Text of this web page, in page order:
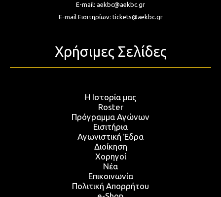
E-mail: aekbc@aekbc.gr
E-mail Εισιτηρίων: tickets@aekbc.gr
Χρήσιμες Σελίδες
Η Ιστορία μας
Roster
Πρόγραμμα Αγώνων
Εισιτήρια
Αγωνιστική Έδρα
Διοίκηση
Χορηγοί
Νέα
Επικοινωνία
Πολιτική Απορρήτου